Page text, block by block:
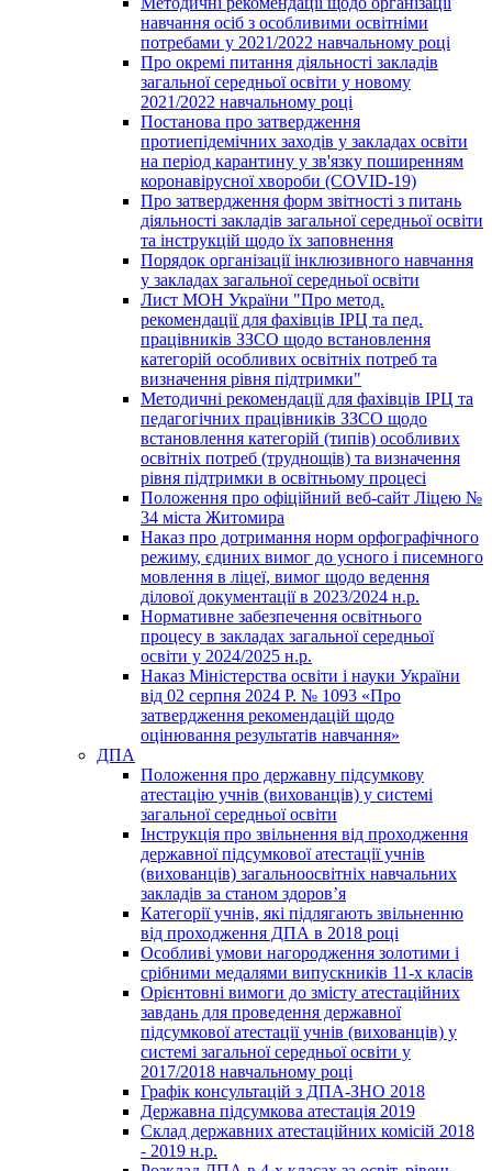
навчання осіб з особливими освітніми
потребами у 2021/2022 навчальному році
Про окремі питання діяльності закладів
загальної середньої освіти у новому
2021/2022 навчальному році
Постанова про затвердження
протиепідемічних заходів у закладах освіти
на період карантину у зв'язку поширенням
коронавірусної хвороби (COVID-19)
Про затвердження форм звітності з питань
діяльності закладів загальної середньої освіти
та інструкцій щодо їх заповнення
Порядок організації інклюзивного навчання
у закладах загальної середньої освіти
Лист МОН України "Про метод.
рекомендації для фахівців ІРЦ та пед.
працівників ЗЗСО щодо встановлення
категорій особливих освітніх потреб та
визначення рівня підтримки"
Методичні рекомендації для фахівців ІРЦ та
педагогічних працівників ЗЗСО щодо
встановлення категорій (типів) особливих
освітніх потреб (труднощів) та визначення
рівня підтримки в освітньому процесі
Положення про офіційний веб-сайт Ліцею №
34 міста Житомира
Наказ про дотримання норм орфографічного
режиму, єдиних вимог до усного і писемного
мовлення в ліцеї, вимог щодо ведення
ділової документації в 2023/2024 н.р.
Нормативне забезпечення освітнього
процесу в закладах загальної середньої
освіти у 2024/2025 н.р.
Наказ Міністерства освіти і науки України
від 02 серпня 2024 Р. № 1093 «Про
затвердження рекомендацій щодо
оцінювання результатів навчання»
ДПА
Положення про державну підсумкову
атестацію учнів (вихованців) у системі
загальної середньої освіти
Інструкція про звільнення від проходження
державної підсумкової атестації учнів
(вихованців) загальноосвітніх навчальних
закладів за станом здоров’я
Категорії учнів, які підлягають звільненню
від проходження ДПА в 2018 році
Особливі умови нагородження золотими і
срібними медалями випускників 11-х класів
Орієнтовні вимоги до змісту атестаційних
завдань для проведення державної
підсумкової атестації учнів (вихованців) у
системі загальної середньої освіти у
2017/2018 навчальному році
Графік консультацій з ДПА-ЗНО 2018
Державна підсумкова атестація 2019
Склад державних атестаційних комісій 2018
- 2019 н.р.